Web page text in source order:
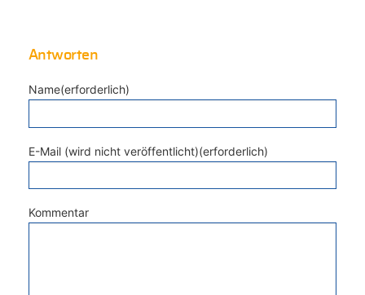
Antworten
Name(erforderlich)
E-Mail (wird nicht veröffentlicht)(erforderlich)
Kommentar